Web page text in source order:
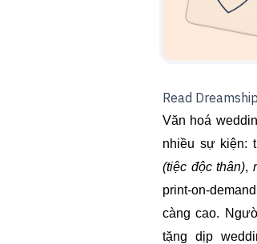
Read
Văn hoá
nhiều sự kiện:
(tiệc độc thân),
print-on-
càng cao.
tặng dịp